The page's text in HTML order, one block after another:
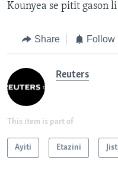
Kounyea se pitit gason
Share Follow
Reuters
This item is part of
Ayiti Etazini